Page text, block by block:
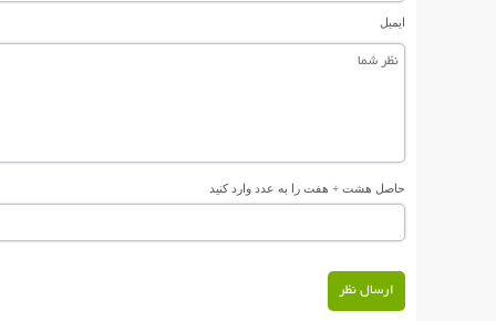
ایمیل
حاصل هشت + هفت را به عدد وارد کنید
ارسال نظر